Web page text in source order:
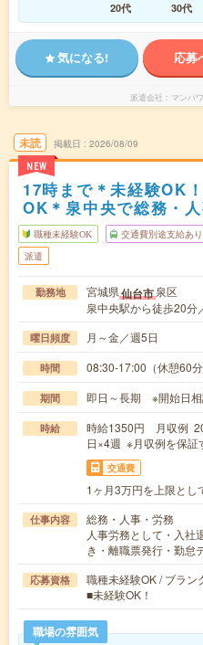
20代
30代
気になる! 応募
派遣会社 マンパ
未読
NEW
掲載日 2026/08/09
17時まで＊未経験OK
OK＊泉中央で総務・
職種未経験OK 交通費別途支給あり
派遣
勤務地 宮城県仙台市泉区
泉中央駅から徒歩20分
曜日頻度 月～金／週5日
時間 08:30-17:00（休憩60
期間 即日～長期 ※開始日
時給
時給1350円 月収例
日×4週 ※月収例を保証
交通費
1ヶ月3万円を上限とし
仕事内容
総務・人事・労務
人事労務として・入社
き・離職票発行・勤
応募資格
職種未経験OK / ブラン
■未経験OK！
職場の雰囲気